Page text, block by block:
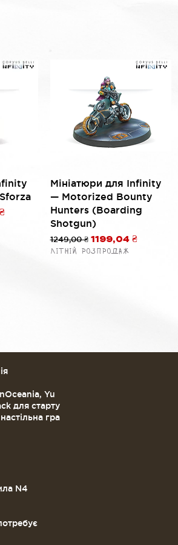
Быстрый просмотр
Мініатюри для Infinity
— Motorized Bounty
Hunters (Boarding
Shotgun)
Обычная цена
1249,00 ₴ Цена со скидкой
1199,04 ₴
Літній розпродаж
Yu
для старту
гра
N4